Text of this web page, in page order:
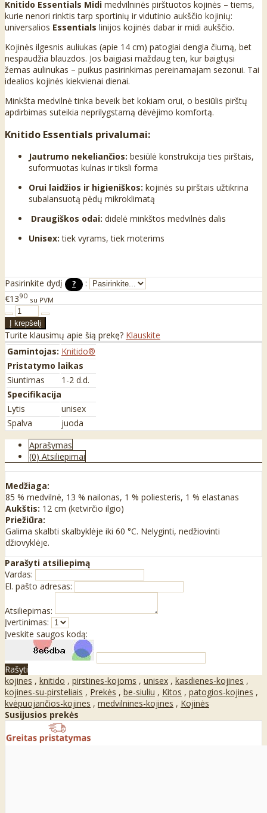
Knitido Essentials Midi medvilninės pirštuotos kojinės – tiems,
kurie nenori rinktis tarp sportinių ir vidutinio aukščio kojinių:
universalios Essentials linijos kojinės dabar ir midi aukščio.
Kojinės ilgesnis auliukas (apie 14 cm) patogiai dengia čiurną, bet
nespaudžia blauzdos. Jos baigiasi maždaug ten, kur baigtųsi
žemas aulinukas – puikus pasirinkimas pereinamajam sezonui. Tai
idealios kojinės kiekvienai dienai.
Minkšta medvilnė tinka beveik bet kokiam orui, o besiūlis pirštų
apdirbimas suteikia neprilygstamą dėvėjimo komfortą.
Knitido Essentials privalumai:
Jautrumo nekeliančios: besiūlė konstrukcija ties pirštais,
suformuotas kulnas ir tiksli forma
Orui laidžios ir higieniškos: kojinės su pirštais užtikrina
subalansuotą pėdų mikroklimatą
Draugiškos odai: didelė minkštos medvilnės dalis
Unisex: tiek vyrams, tiek moterims
Pasirinkite dydį ?
:
€1390 su PVM
Turite klausimų apie šią prekę? Klauskite
Gamintojas: Knitido®
Pristatymo laikas
Siuntimas
1-2 d.d.
Specifikacija
Lytis
unisex
Spalva
juoda
Aprašymas
(0) Atsiliepimai
Medžiaga:
85 % medvilnė, 13 % nailonas, 1 % poliesteris, 1 % elastanas
Aukštis: 12 cm (ketvirčio ilgio)
Priežiūra:
Galima skalbti skalbyklėje iki 60 °C. Nelyginti, nedžiovinti
džiovyklėje.
Parašyti atsiliepimą
Vardas:
El. pašto adresas:
Atsiliepimas:
Įvertinimas:
Įveskite saugos kodą:
Rašyti
kojines , knitido , pirstines-kojoms , unisex , kasdienes-kojines ,
kojines-su-pirsteliais , Prekės , be-siuliu , Kitos , patogios-kojines ,
kvėpuojančios-kojines , medvilnines-kojines , Kojinės
Susijusios prekės